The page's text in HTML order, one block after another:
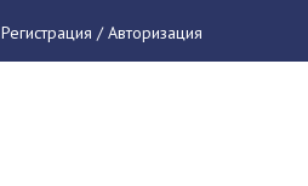
Регистрация / Авторизация